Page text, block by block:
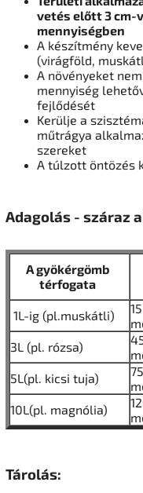
vetés előtt 3 cm-
mennyiségben
A készítmény
(virágföld,
A növényeket
mennyiség
fejlődését
Kerülje a
műtrágya
szereket
A túlzott öntözés
Adagolás - száraz
A gyökérgömb
térfogata
1L-ig (pl.muskátli)
3L (pl. rózsa)
5L(pl. kicsi tuja)
10L(pl. magnólia)
Tárolás: